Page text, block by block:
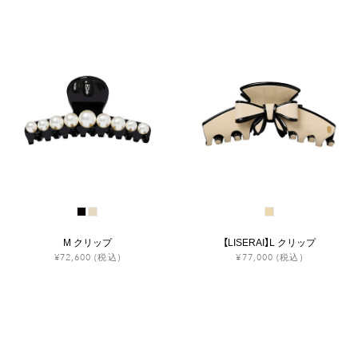
M クリップ
¥72,600 (税込)
【LISERAI】L クリップ
¥77,000 (税込)